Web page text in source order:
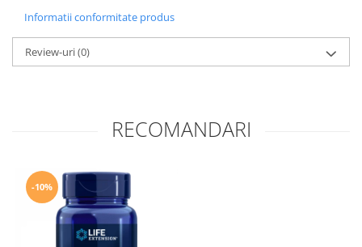
Informatii conformitate produs
Review-uri(0)
RECOMANDARI
-10%